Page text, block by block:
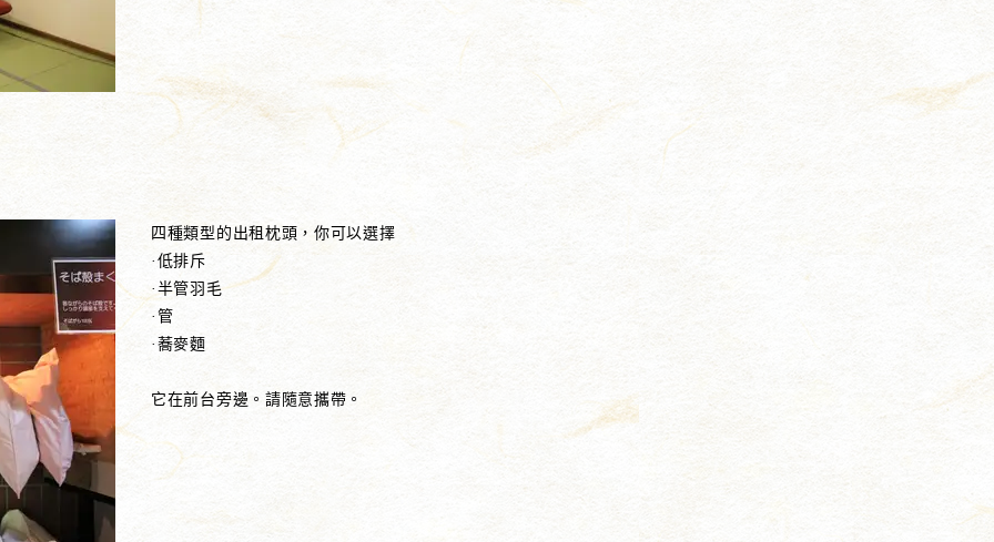
四種類型的出租枕頭，你可以選擇
·低排斥
·半管羽毛
·管
·蕎麥麵
它在前台旁邊。請隨意攜帶。